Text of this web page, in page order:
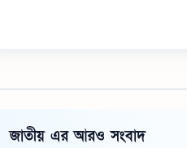
জাতীয় এর আরও সংবাদ